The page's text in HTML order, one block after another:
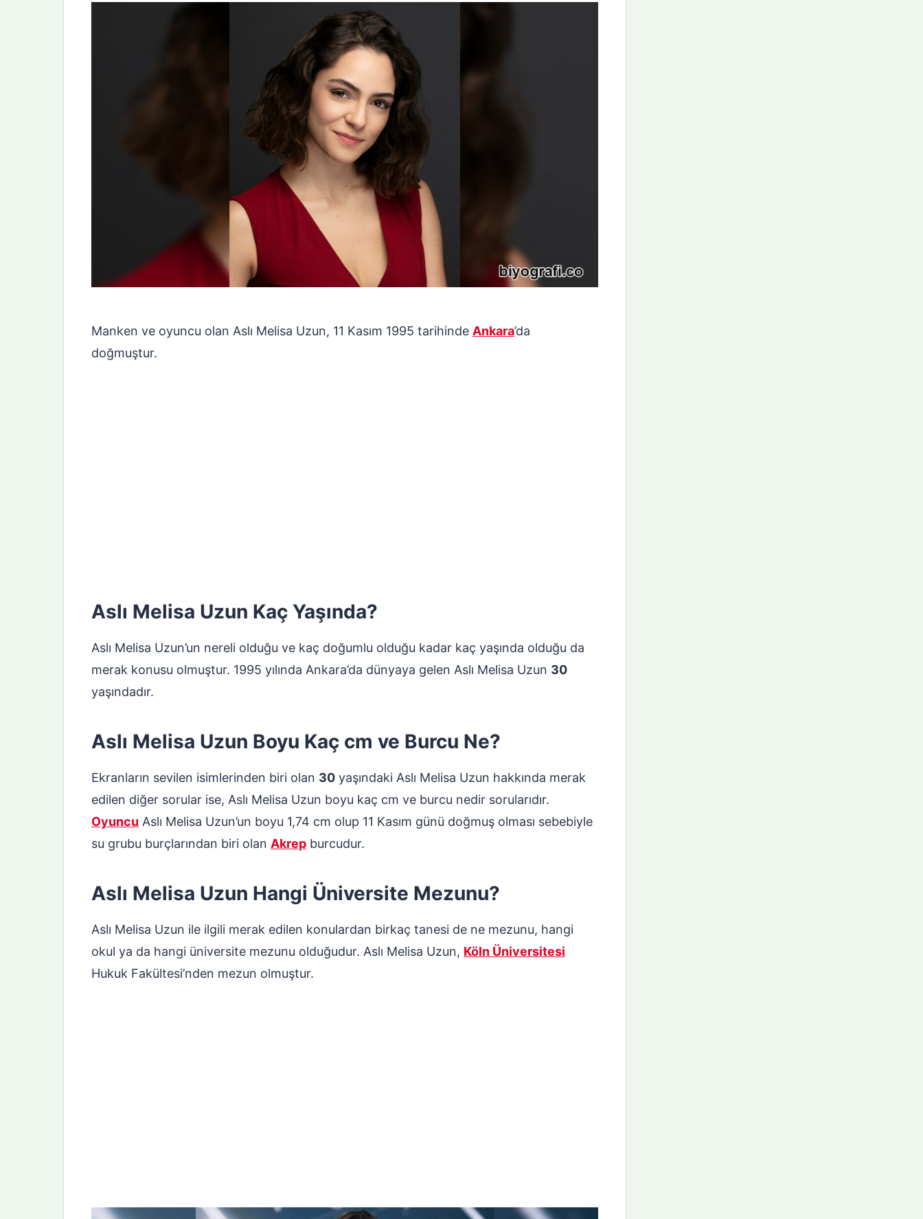
Manken ve oyuncu olan Aslı Melisa Uzun, 11 Kasım 1995 tarihinde Ankara’da
doğmuştur.
Aslı Melisa Uzun Kaç Yaşında?
Aslı Melisa Uzun’un nereli olduğu ve kaç doğumlu olduğu kadar kaç yaşında olduğu da
merak konusu olmuştur. 1995 yılında Ankara’da dünyaya gelen Aslı Melisa Uzun 30
yaşındadır.
Aslı Melisa Uzun Boyu Kaç cm ve Burcu Ne?
Ekranların sevilen isimlerinden biri olan 30 yaşındaki Aslı Melisa Uzun hakkında merak
edilen diğer sorular ise, Aslı Melisa Uzun boyu kaç cm ve burcu nedir sorularıdır.
Oyuncu Aslı Melisa Uzun’un boyu 1,74 cm olup 11 Kasım günü doğmuş olması sebebiyle
su grubu burçlarından biri olan Akrep burcudur.
Aslı Melisa Uzun Hangi Üniversite Mezunu?
Aslı Melisa Uzun ile ilgili merak edilen konulardan birkaç tanesi de ne mezunu, hangi
okul ya da hangi üniversite mezunu olduğudur. Aslı Melisa Uzun, Köln Üniversitesi
Hukuk Fakültesi’nden mezun olmuştur.